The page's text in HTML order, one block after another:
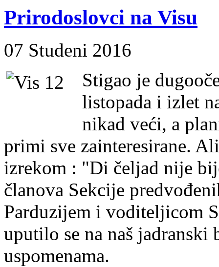
Prirodoslovci na Visu
07 Studeni 2016
Stigao je
listopada i izlet
nikad veći, a
primi sve zainteresirane.
izrekom : "Di čeljad nije
članova Sekcije
Parduzijem i voditeljicom
uputilo se na naš jadranski
uspomenama.